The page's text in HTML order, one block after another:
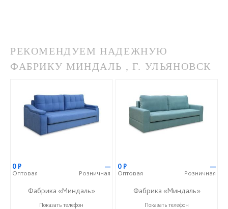
РЕКОМЕНДУЕМ НАДЕЖНУЮ
ФАБРИКУ МИНДАЛЬ , Г. УЛЬЯНОВСК
0Р
Оптовая
—
Розничная
Фабрика «Миндаль»
+7 (927) 630-62-82
Показать телефон
0Р
Оптовая
—
Розничная
Фабрика «Миндаль»
+7 (927) 630-62-82
Показать телефон